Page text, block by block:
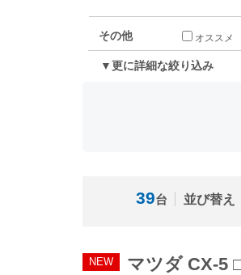
その他 オススメ
▼更に詳細な絞り込み
39台 並び替え
NEW マツダ CX-5